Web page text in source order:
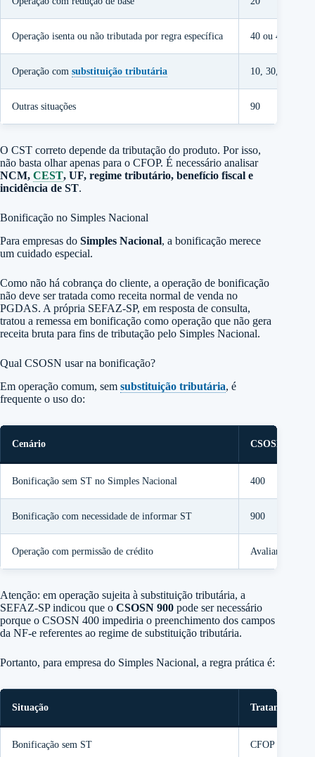
Operação isenta ou não tributada por regra específica 40 ou 41
Operação com substituição tributária 10, 30, 60 ou
Outras situações 90
O CST correto depende da tributação do produto. Por isso,
não basta olhar apenas para o CFOP. É necessário analisar
NCM, CEST, UF, regime tributário, benefício fiscal e
incidência de ST.
Bonificação no Simples Nacional
Para empresas do Simples Nacional, a bonificação merece
um cuidado especial.
Como não há cobrança do cliente, a operação de bonificação
não deve ser tratada como receita normal de venda no
PGDAS. A própria SEFAZ-SP, em resposta de consulta,
tratou a remessa em bonificação como operação que não gera
receita bruta para fins de tributação pelo Simples Nacional.
Qual CSOSN usar na bonificação?
Em operação comum, sem substituição tributária, é
frequente o uso do:
Cenário CSOSN
Bonificação sem ST no Simples Nacional 400
Bonificação com necessidade de informar ST 900
Operação com permissão de crédito Avaliar caso a
Atenção: em operação sujeita à substituição tributária, a
SEFAZ-SP indicou que o CSOSN 900 pode ser necessário
porque o CSOSN 400 impediria o preenchimento dos campos
da NF-e referentes ao regime de substituição tributária.
Portanto, para empresa do Simples Nacional, a regra prática é:
Situação Tratamento
Bonificação sem ST CFOP de